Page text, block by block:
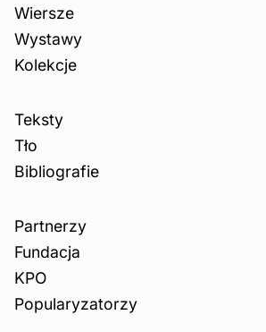
Wiersze
Wystawy
Kolekcje
Teksty
Tło
Bibliografie
Partnerzy
Fundacja
KPO
Popularyzatorzy